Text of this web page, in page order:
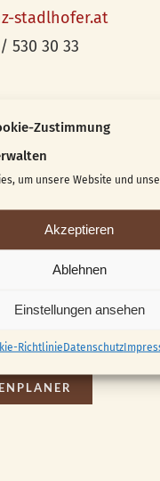
Zustimmung
um unsere Website und
Akzeptieren
Ablehnen
Einstellungen ansehen
RichtlinieDatenschutz
stadlhofer.at
530 30 33